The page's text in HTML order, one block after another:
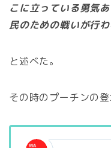
こに立っている勇気
民のための戦いが行わ
と述べた。
その時のプーチンの